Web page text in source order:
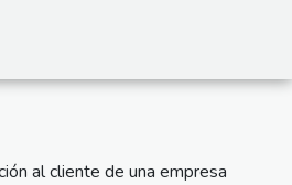
al cliente de una empresa